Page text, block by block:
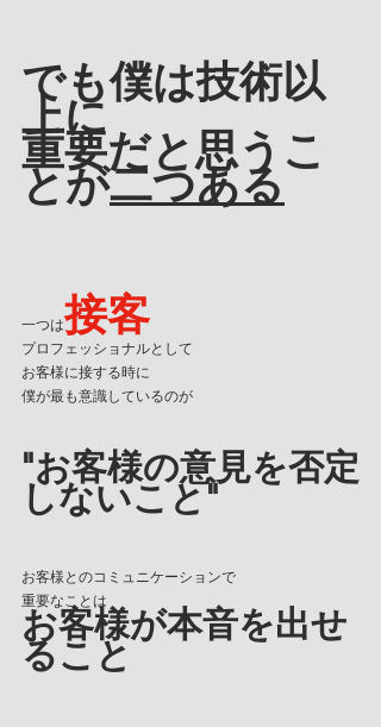
でも僕は技術以
上に
重要だと思うこ
とが二つある
一つは接客
プロフェッショナルとして
お客様に接する時に
僕が最も意識しているのが
"お客様の意見を否定
しないこと"
お客様とのコミュニケーションで
重要なことは
お客様が本音を出せ
ること